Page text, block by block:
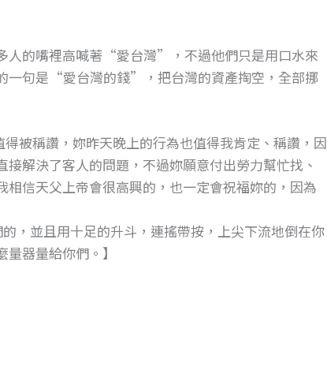
人的嘴裡高喊著“愛台灣”，不過他們只是用口水來
一句是“愛台灣的錢”，把台灣的資產掏空，全部挪
被稱讚，妳昨天晚上的行為也值得我肯定、稱讚，因
解決了客人的問題，不過妳願意付出勞力幫忙找、
信天父上帝會很高興的，也一定會祝福妳的，因為
，並且用十足的升斗，連搖帶按，上尖下流地倒在你
器量給你們。】